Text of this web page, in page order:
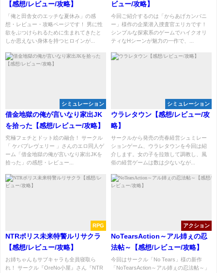
【感想/レビュー/攻略】
「俺と田舎女のエッチな夏休み」の感
想・レビュー・攻略ページです！ 男に性
欲をぶつけられるために生まれてきたと
しか思えない身体を持つヒロインが...
ビュー/攻略】
今回ご紹介するのは「からあげカンパニ
ー」様作の企業潜入捜査官エリカです！
シンプルな探索系のゲームでハイクオリ
ティなHシーンが魅力の一作で、...
シミュレーション
借金地獄の俺が言いなり家出JK
を拾った【感想/レビュー/攻略】
究極フェチとドット絵の融合！ サークル
「 ケバブレヴェリー 」さんのエロ同人ゲ
ーム「借金地獄の俺が言いなり家出JKを
拾った」の感想・レビュー...
シミュレーション
ウラレタウン【感想/レビュー/攻
略】
サークルから発売の売春経営シュミレー
ションゲーム、ウラレタウンを今回は紹
介します。女の子を拉致して調教し、風
俗の経営ゲームは数は少ないなが...
RPG
NTRポリス未来特警ルリサクラ
【感想/レビュー/攻略】
お姉ちゃんもサブキャラも全員寝取ら
れ！ サークル『OreNo小屋』さん『NTR
アクション
NoTearsAction～アル姉ぇの忍
法帖～【感想/レビュー/攻略】
今回はサークル「No Tears」様の新作
「NoTearsAction～アル姉ぇの忍法帖～」